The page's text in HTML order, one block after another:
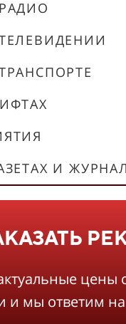
И
и мы ответим